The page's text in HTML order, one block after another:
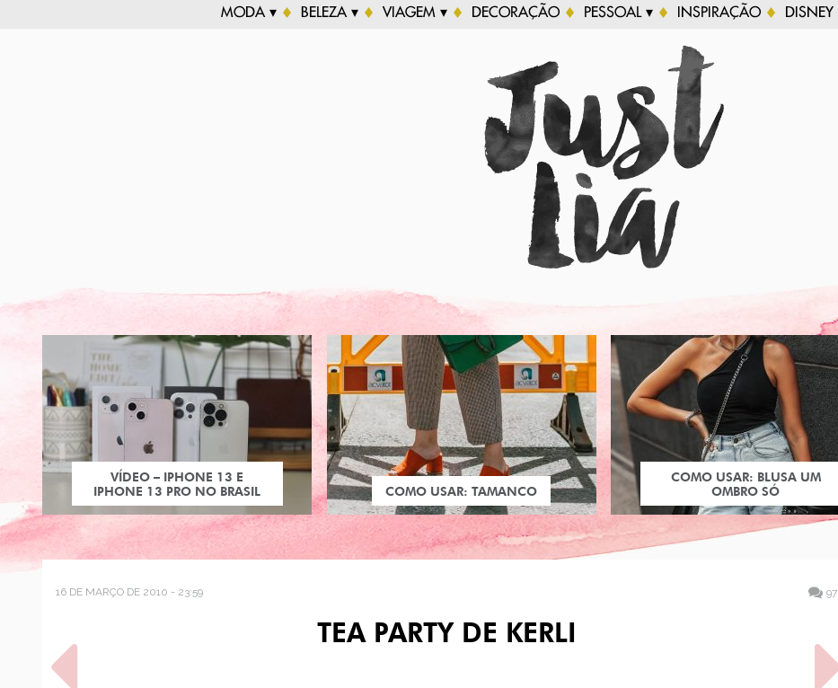
MODA ▾ BELEZA ▾ VIAGEM ▾ DECORAÇÃO PESSOAL ▾ INSPIRAÇÃO DISNEY
VÍDEO – IPHONE 13 E
IPHONE 13 PRO NO BRASIL
COMO USAR: TAMANCO
COMO USAR: BLUSA UM
OMBRO SÓ
16 DE MARÇO DE 2010 - 23:59 97
TEA PARTY DE KERLI